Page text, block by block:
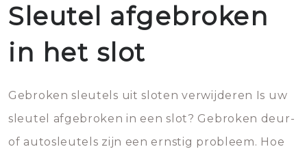
Sleutel afgebroken
in het slot
Gebroken sleutels uit sloten verwijderen Is uw
sleutel afgebroken in een slot? Gebroken deur-
of autosleutels zijn een ernstig probleem. Hoe